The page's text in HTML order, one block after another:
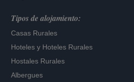
Tipos de alojamiento:
Casas Rurales
Hoteles y Hoteles Rurales
Hostales Rurales
Albergues